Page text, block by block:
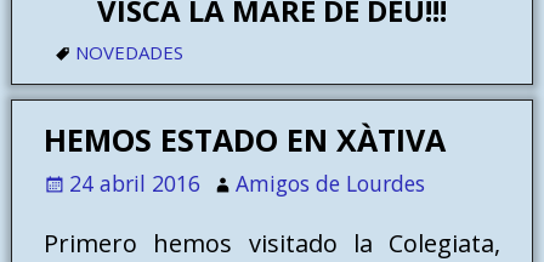
VISCA LA MARE DE DÉU!!!
NOVEDADES
HEMOS ESTADO EN XÀTIVA
24 abril 2016 Amigos de Lourdes
Primero hemos visitado la Colegiata,